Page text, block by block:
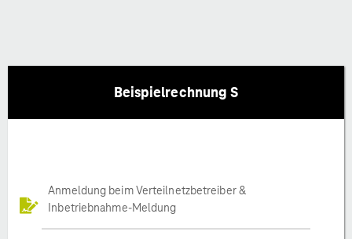
Beispielrechnung S
Anmeldung beim Verteilnetzbetreiber &
Inbetriebnahme-Meldung